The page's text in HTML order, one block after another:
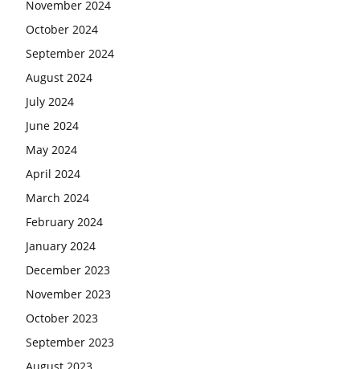
November 2024
October 2024
September 2024
August 2024
July 2024
June 2024
May 2024
April 2024
March 2024
February 2024
January 2024
December 2023
November 2023
October 2023
September 2023